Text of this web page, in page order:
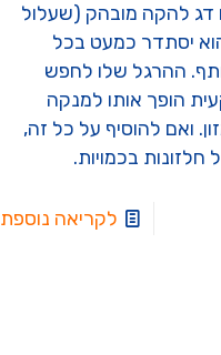
דג להקה מובהק (שעלול
יסתדר כמעט בכל
ההרגל שלו לחפש
הופך אותו למנקה
ואם להוסיף על כל זה,
חלזונות בכמויות.
לקריאה נוספת